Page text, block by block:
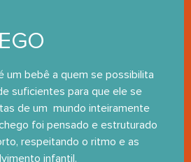
um bebê a quem se possibilita
suficientes para que ele se
de um mundo inteiramente
foi pensado e estruturado
respeitando o ritmo e as
infantil.